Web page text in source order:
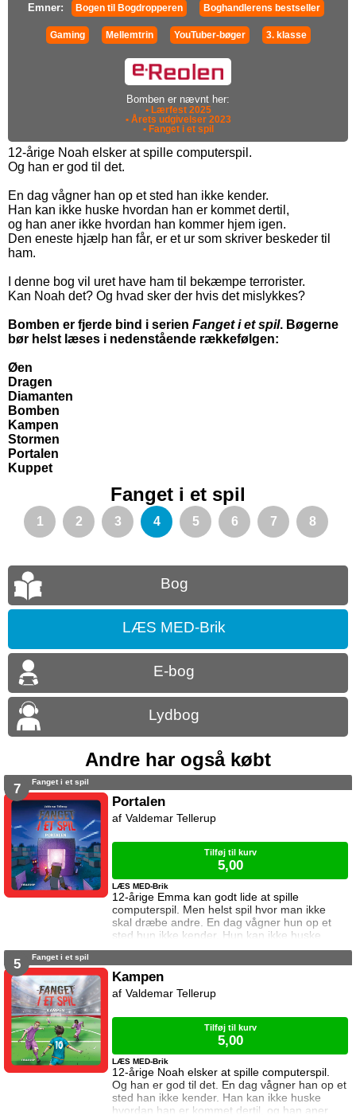
Emner: Bogen til Bogdropperen Boghandlerens bestseller
Gaming Mellemtrin YouTuber-bøger 3. klasse
Bomben er nævnt her:
• Lærfest 2025
• Årets udgivelser 2023
• Fanget i et spil
12-årige Noah elsker at spille computerspil.
Og han er god til det.
En dag vågner han op et sted han ikke kender.
Han kan ikke huske hvordan han er kommet dertil,
og han aner ikke hvordan han kommer hjem igen.
Den eneste hjælp han får, er et ur som skriver beskeder til
ham.
I denne bog vil uret have ham til bekæmpe terrorister.
Kan Noah det? Og hvad sker der hvis det mislykkes?
Bomben er fjerde bind i serien Fanget i et spil. Bøgerne
bør helst læses i nedenstående rækkefølgen:
Øen
Dragen
Diamanten
Bomben
Kampen
Stormen
Portalen
Kuppet
Fanget i et spil
1 2 3 4 5 6 7 8
Bog
LÆS MED-Brik
E-bog
Lydbog
Andre har også købt
7 Fanget i et spil
Portalen
12-årige Emma kan godt lide at spille
computerspil. Men helst spil hvor man ikke
skal dræbe andre. En dag vågner hun op et
sted hun ikke kender. Hun kan ikke huske
hvordan hun er kommet dertil, og hun aner
eneste hjælp hun får, er et ur som skriver
beskeder til hende. I denne bog vil uret have
hende til at lave en portal i en verden fyldt
LÆS MED-Brik
Valdemar Tellerup
Tilføj til kurv
5,00
5 Fanget i et spil
Kampen
12-årige Noah elsker at spille computerspil.
Og han er god til det. En dag vågner han op et
sted han ikke kender. Han kan ikke huske
hvordan han er kommet dertil, og han aner
LÆS MED-Brik
Valdemar Tellerup
Tilføj til kurv
5,00